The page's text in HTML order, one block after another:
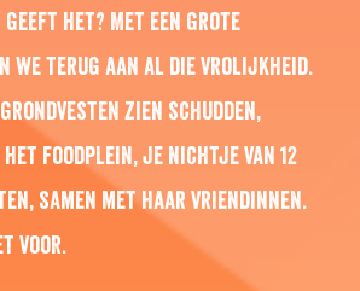
het? Met een grote
we terug aan al die vrolijkheid.
zien schudden,
foodplein, je nichtje van 12
samen met haar vriendinnen.
voor.